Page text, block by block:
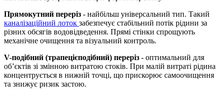
Прямокутний переріз - найбільш універсальний тип. Такий
каналізаційний лоток забезпечує стабільний потік рідини за
різних обсягів водовідведення. Прямі стінки спрощують
механічне очищення та візуальний контроль.
V-подібний (трапецієподібний) переріз - оптимальний для
об’єктів зі змінною витратою стоків. При малій витраті рідина
концентрується в нижній точці, що прискорює самоочищення
та знижує ризик застою.